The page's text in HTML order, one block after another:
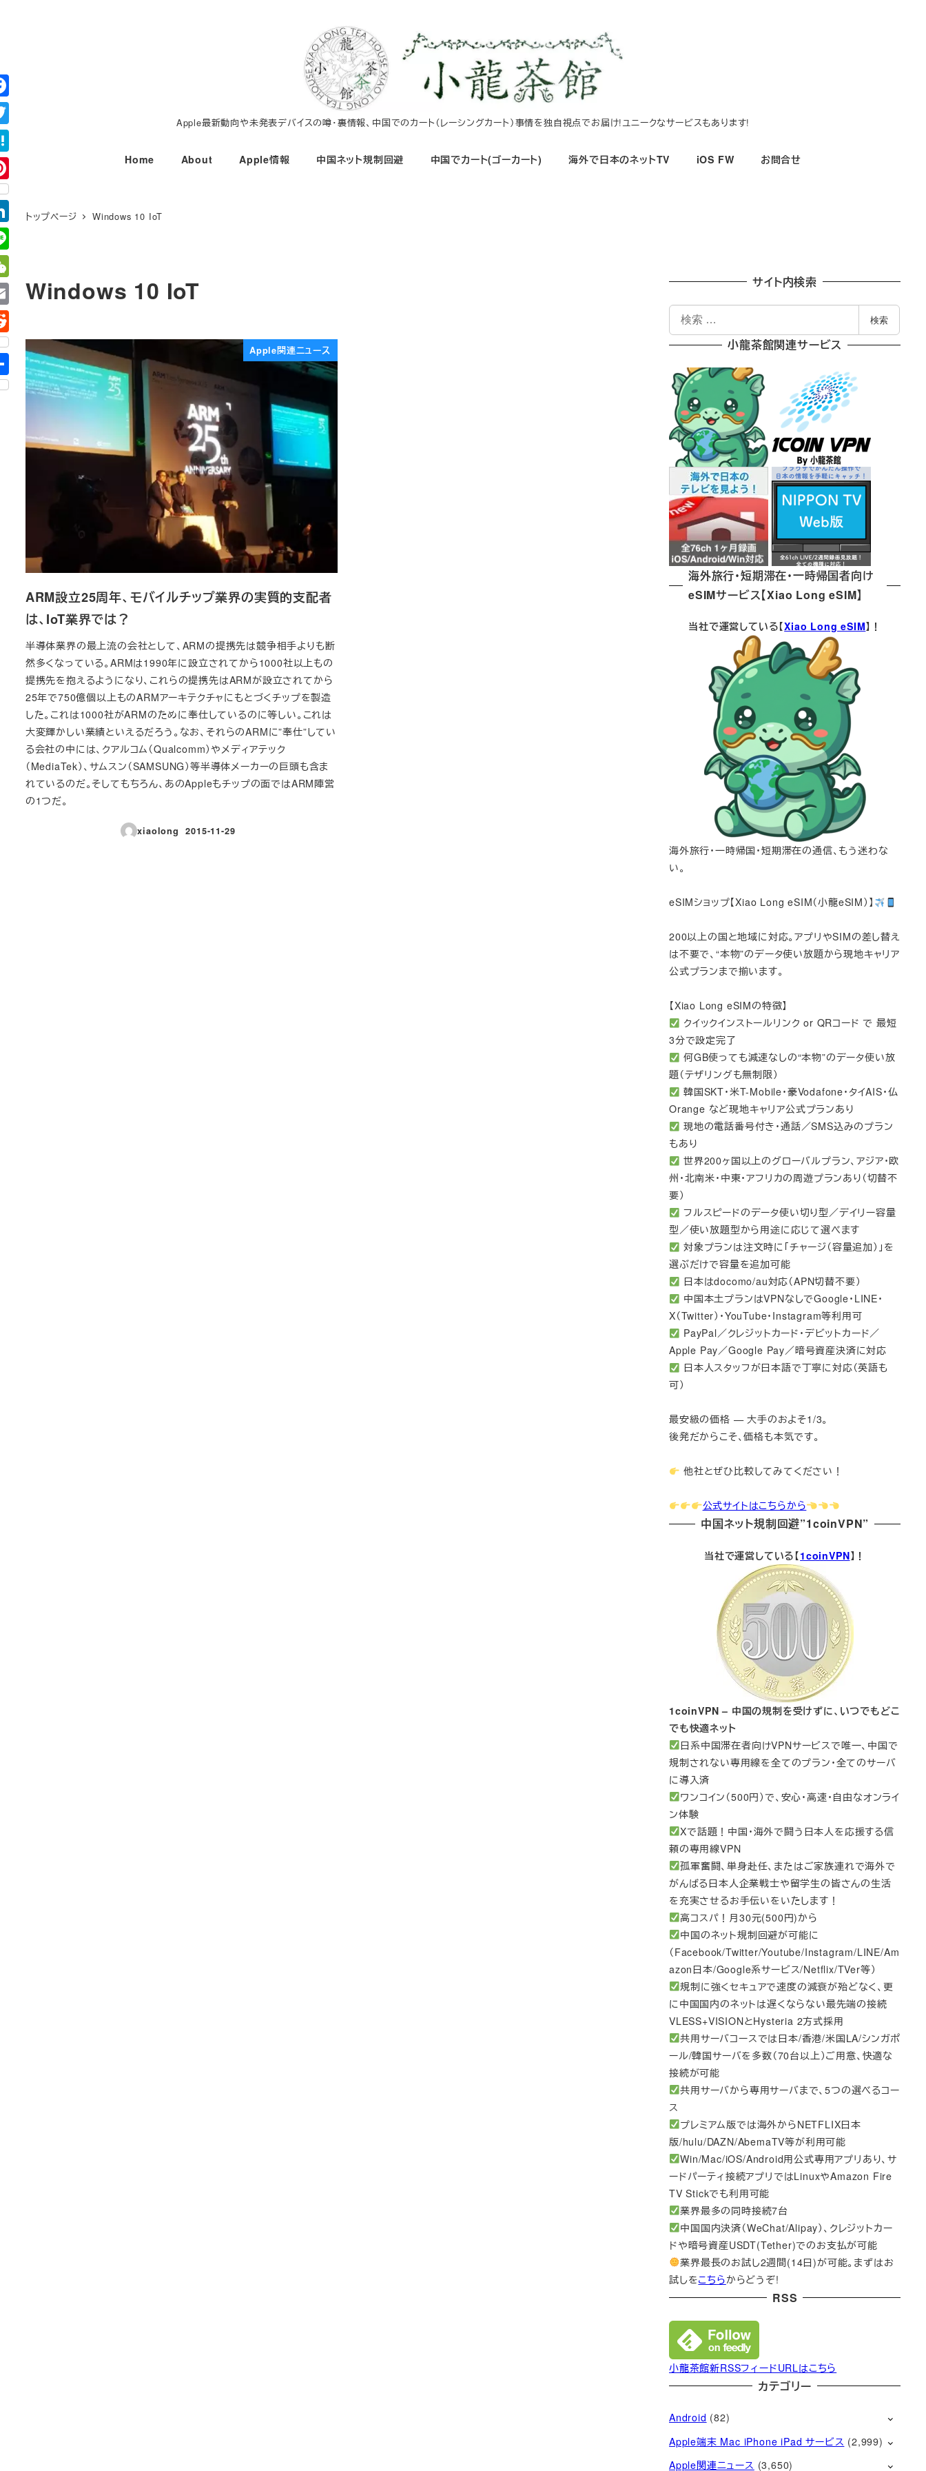
コ
ン
テ
ン
ツ
へ
移
動
Apple最新動向や未発表デバイスの噂・裏情報、中国でのカート（レーシングカート）事情を独自視点でお届け!ユニークなサービスもあります!
Home About Apple情報 中国ネット規制回避 中国でカート(ゴーカート) 海外で日本のネットTV iOS FW お問合せ
トップページ Windows 10 IoT
Windows 10 IoT
Apple関連ニュース
ARM設立25周年、モバイルチップ業界の実質的支配者
は、IoT業界では？
半導体業界の最上流の会社として、ARMの提携先は競争相手よりも断
然多くなっている。ARMは1990年に設立されてから1000社以上もの
提携先を抱えるようになり、これらの提携先はARMが設立されてから
25年で750億個以上ものARMアーキテクチャにもとづくチップを製造
した。これは1000社がARMのために奉仕しているのに等しい。これは
大変輝かしい業績といえるだろう。なお、それらのARMに”奉仕”してい
る会社の中には、クアルコム（Qualcomm）やメディアテック
（MediaTek）、サムスン（SAMSUNG）等半導体メーカーの巨頭も含ま
れているのだ。そしてもちろん、あのAppleもチップの面ではARM陣営
の1つだ。
xiaolong
投稿日
2015-11-29
サイト内検索
索
検索
小龍茶館関連サービス
海外旅行・短期滞在・一時帰国者向け
eSIMサービス【Xiao Long eSIM】
当社で運営している【Xiao Long eSIM】！
海外旅行・一時帰国・短期滞在の通信、もう迷わな
い。
eSIMショップ【Xiao Long eSIM（小龍eSIM）】
200以上の国と地域に対応。アプリやSIMの差し替え
は不要で、“本物”のデータ使い放題から現地キャリア
公式プランまで揃います。
【Xiao Long eSIMの特徴】
クイックインストールリンク or QRコード で 最短
3分で設定完了
何GB使っても減速なしの“本物”のデータ使い放
題（テザリングも無制限）
韓国SKT・米T-Mobile・豪Vodafone・タイAIS・仏
Orange など現地キャリア公式プランあり
現地の電話番号付き・通話／SMS込みのプラン
もあり
世界200ヶ国以上のグローバルプラン、アジア・欧
州・北南米・中東・アフリカの周遊プランあり（切替不
要）
フルスピードのデータ使い切り型／デイリー容量
型／使い放題型から用途に応じて選べます
対象プランは注文時に「チャージ（容量追加）」を
選ぶだけで容量を追加可能
日本はdocomo/au対応（APN切替不要）
中国本土プランはVPNなしでGoogle・LINE・
X（Twitter）・YouTube・Instagram等利用可
PayPal／クレジットカード・デビットカード／
Apple Pay／Google Pay／暗号資産決済に対応
日本人スタッフが日本語で丁寧に対応（英語も
可）
最安級の価格 — 大手のおよそ1/3。
後発だからこそ、価格も本気です。
他社とぜひ比較してみてください！
公式サイトはこちらから
中国ネット規制回避”1coinVPN”
当社で運営している【1coinVPN】！
1coinVPN – 中国の規制を受けずに、いつでもどこ
でも快適ネット
日系中国滞在者向けVPNサービスで唯一、中国で
規制されない専用線を全てのプラン・全てのサーバ
に導入済
ワンコイン（500円）で、安心・高速・自由なオンライ
ン体験
Xで話題！中国・海外で闘う日本人を応援する信
頼の専用線VPN
孤軍奮闘、単身赴任、またはご家族連れで海外で
がんばる日本人企業戦士や留学生の皆さんの生活
を充実させるお手伝いをいたします！
高コスパ！月30元(500円)から
中国のネット規制回避が可能に
（Facebook/Twitter/Youtube/Instagram/LINE/Am
azon日本/Google系サービス/Netflix/TVer等）
規制に強くセキュアで速度の減衰が殆どなく、更
に中国国内のネットは遅くならない最先端の接続
VLESS+VISIONとHysteria 2方式採用
共用サーバコースでは日本/香港/米国LA/シンガポ
ール/韓国サーバを多数（70台以上）ご用意、快適な
接続が可能
共用サーバから専用サーバまで、5つの選べるコー
ス
プレミアム版では海外からNETFLIX日本
版/hulu/DAZN/AbemaTV等が利用可能
Win/Mac/iOS/Android用公式専用アプリあり、サ
ードパーティ接続アプリではLinuxやAmazon Fire
TV Stickでも利用可能
業界最多の同時接続7台
中国国内決済（WeChat/Alipay）、クレジットカー
ドや暗号資産USDT(Tether)でのお支払が可能
業界最長のお試し2週間(14日)が可能。まずはお
試しをこちらからどうぞ!
RSS
小龍茶館新RSSフィードURLはこちら
カテゴリー
Android (82)
Apple端末 Mac iPhone iPad サービス (2,999)
Apple関連ニュース (3,650)